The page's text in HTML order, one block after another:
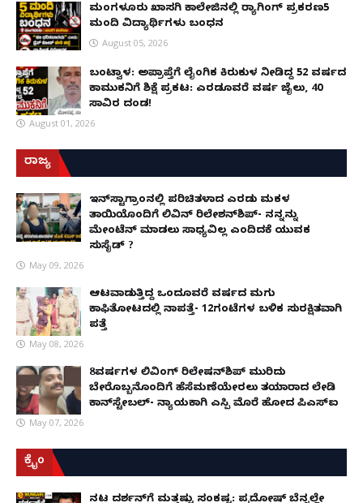
ಮಂಗಳೂರು ಖಾಸಗಿ ಕಾಲೇಜಿನಲ್ಲಿ ರ‌್ಯಾಗಿಂಗ್ ಪ್ರಕರಣ5
ಮಂದಿ ವಿದ್ಯಾರ್ಥಿಗಳು ಬಂಧನ
August 05, 2026
ಬಂಟ್ವಾಳ: ಅಪ್ರಾಪ್ತೆಗೆ ಲೈಂಗಿಕ ಕಿರುಕುಳ ನೀಡಿದ್ದ 52 ವರ್ಷದ
ಕಾಮುಕನಿಗೆ ಶಿಕ್ಷೆ ಪ್ರಕಟ: ಎರಡೂವರೆ ವರ್ಷ ಜೈಲು, ₹40
ಸಾವಿರ ದಂಡ!
August 01, 2026
ರಾಜ್ಯ
ಇನ್​ಸ್ಟಾಗ್ರಾಂನಲ್ಲಿ ಪರಿಚಿತಳಾದ ಎರಡು ಮಕ್ಕಳ
ತಾಯಿಯೊಂದಿಗೆ ಲಿವಿನ್ ರಿಲೇಶನ್​ಶಿಪ್- ನನ್ನನ್ನು
ಮೇಂಟೆನ್ ಮಾಡಲು ಸಾಧ್ಯವಿಲ್ಲ ಎಂದಿದಕ್ಕೆ ಯುವಕ
ಸುಸೈಡ್ ?
May 09, 2026
ಆಟವಾಡುತ್ತಿದ್ದ ಒಂದೂವರೆ ವರ್ಷದ ಮಗು
ಕಾಫಿತೋಟದಲ್ಲಿ ನಾಪತ್ತೆ- 12ಗಂಟೆಗಳ ಬಳಿಕ ಸುರಕ್ಷಿತವಾಗಿ
ಪತ್ತೆ
May 08, 2026
8ವರ್ಷಗಳ ಲಿವಿಂಗ್‌ ರಿಲೇಷನ್‌ಶಿಪ್ ಮುರಿದು
ಬೇರೊಬ್ಬನೊಂದಿಗೆ ಹೆಸೆಮಣೆಯೇರಲು ತಯಾರಾದ ಲೇಡಿ
ಕಾನ್‌ಸ್ಟೇಬಲ್- ನ್ಯಾಯಕ್ಕಾಗಿ ಎಸ್ಪಿ ಮೊರೆ ಹೋದ ಪಿಎಸ್ಐ
May 07, 2026
ಕ್ರೈಂ
ನಟ ದರ್ಶನ್‌ಗೆ ಮತ್ತಷ್ಟು ಸಂಕಷ್ಟ: ಪ್ರದೋಷ್ ಬೆನ್ನಲ್ಲೇ